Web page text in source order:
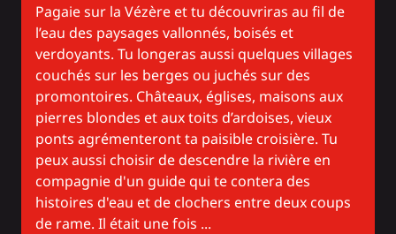
Pagaie sur la Vézère et tu découvriras au fil de
l’eau des paysages vallonnés, boisés et
verdoyants. Tu longeras aussi quelques villages
couchés sur les berges ou juchés sur des
promontoires. Châteaux, églises, maisons aux
pierres blondes et aux toits d’ardoises, vieux
ponts agrémenteront ta paisible croisière. Tu
peux aussi choisir de descendre la rivière en
compagnie d'un guide qui te contera des
histoires d'eau et de clochers entre deux coups
de rame. Il était une fois ...